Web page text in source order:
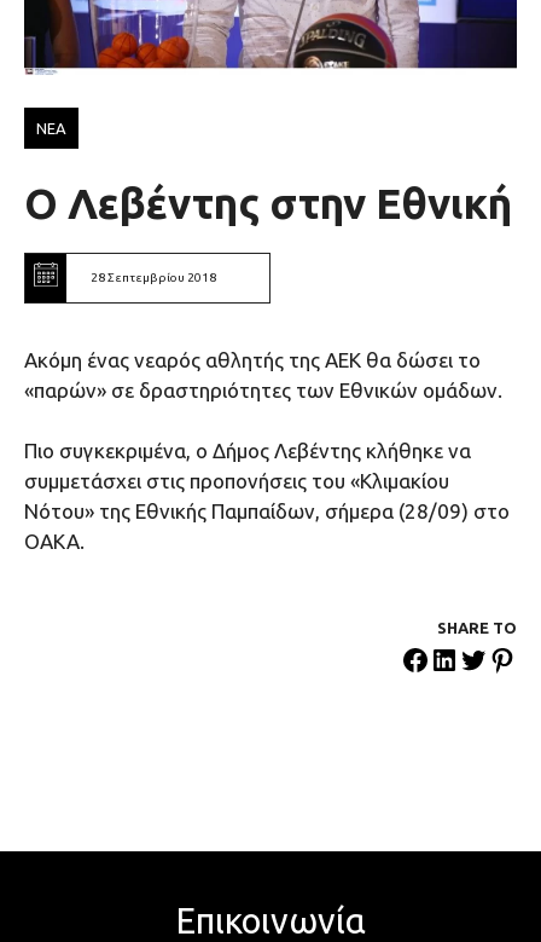
ΝΕΑ
Ο Λεβέντης στην Εθνική
28 Σεπτεμβρίου 2018
Ακόμη ένας νεαρός αθλητής της ΑΕΚ θα δώσει το
«παρών» σε δραστηριότητες των Εθνικών ομάδων.
Πιο συγκεκριμένα, ο Δήμος Λεβέντης κλήθηκε να
συμμετάσχει στις προπονήσεις του «Κλιμακίου
Νότου» της Εθνικής Παμπαίδων, σήμερα (28/09) στο
ΟΑΚΑ.
SHARE ΤΟ
Επικοινωνία